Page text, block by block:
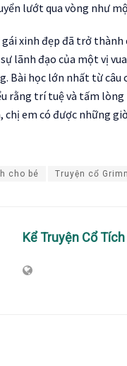
lướt qua vòng như
gái xinh đẹp đã trở
lãnh đạo của một vị
Bài học lớn nhất từ câu
rằng trí tuệ và tấm lòng
chị em có được những
cho bé Truyện cổ
Kể Truyện Cổ Tích